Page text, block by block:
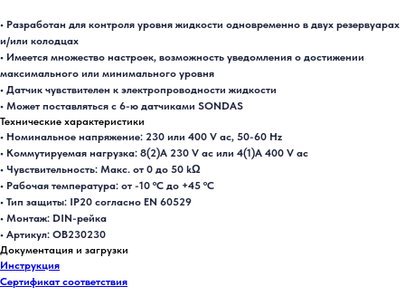
• Разработан для контроля уровня жидкости одновременно в двух резервуарах
и/или колодцах
• Имеется множество настроек, возможность уведомления о достижении
максимального или минимального уровня
• Датчик чувствителен к электропроводности жидкости
• Может поставляться с 6-ю датчиками SONDAS
Технические характеристики
• Номинальное напряжение: 230 или 400 V ac, 50-60 Hz
• Коммутируемая нагрузка: 8(2)A 230 V ac или 4(1)A 400 V ac
• Чувствительность: Макс. от 0 до 50 kΩ
• Рабочая температура: от -10 ºC до +45 ºC
• Тип защиты: IP20 согласно EN 60529
• Монтаж: DIN-рейка
• Артикул: OB230230
Документация и загрузки
Инструкция
Сертификат соответствия